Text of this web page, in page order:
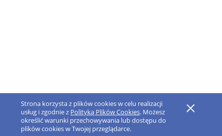
Strona korzysta z plików cookies w celu realizacji
usług i zgodnie z Polityką Plików Cookies. Możesz
określić warunki przechowywania lub dostępu do
plików cookies w Twojej przeglądarce.